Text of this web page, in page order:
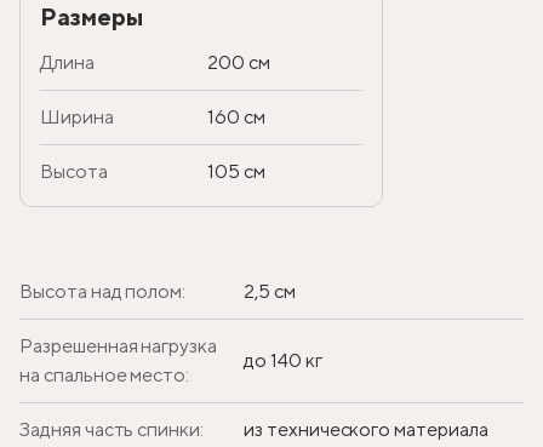
Размеры
Длина 200 см
Ширина 160 см
Высота 105 см
Высота над полом: 2,5 см
Разрешенная нагрузка
на спальное место:
до 140 кг
Задняя часть спинки: из технического материала